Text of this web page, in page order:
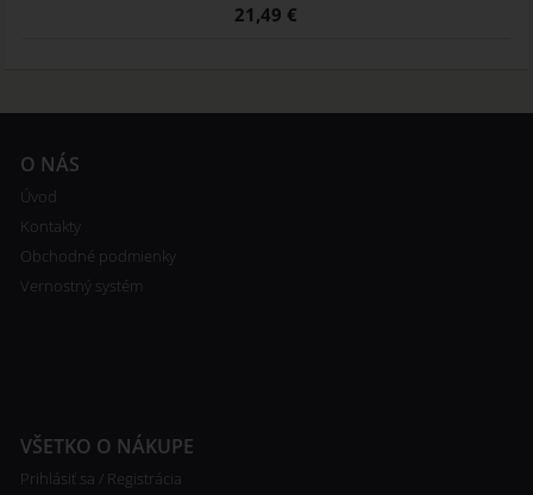
21,49 €
O NÁS
Úvod
Kontakty
Obchodné podmienky
Vernostný systém
VŠETKO O NÁKUPE
Prihlásiť sa / Registrácia